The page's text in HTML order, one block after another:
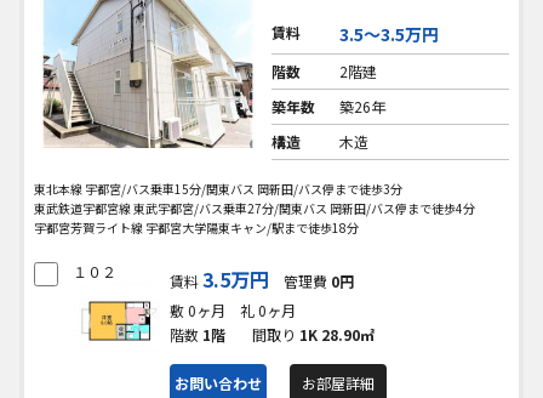
賃料 3.5〜3.5万円
階数
2階建
築年数
築26年
構造
木造
東北本線 宇都宮/バス乗車15分/関東バス 岡新田/バス停まで徒歩3分
東武鉄道宇都宮線 東武宇都宮/バス乗車27分/関東バス 岡新田/バス停まで徒歩4分
宇都宮芳賀ライト線 宇都宮大学陽東キャン/駅まで徒歩18分
１０２ 賃料3.5万円 管理費 0円
敷 0ヶ月
礼 0ヶ月
階数 1階 間取り 1K 28.90㎡
お問い合わせ お部屋詳細